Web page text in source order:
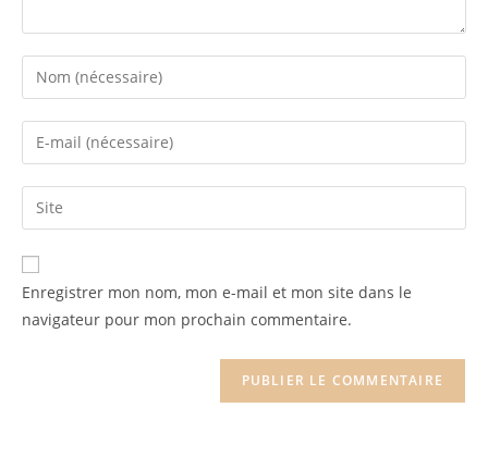
Enregistrer mon nom, mon e-mail et mon site dans le
navigateur pour mon prochain commentaire.